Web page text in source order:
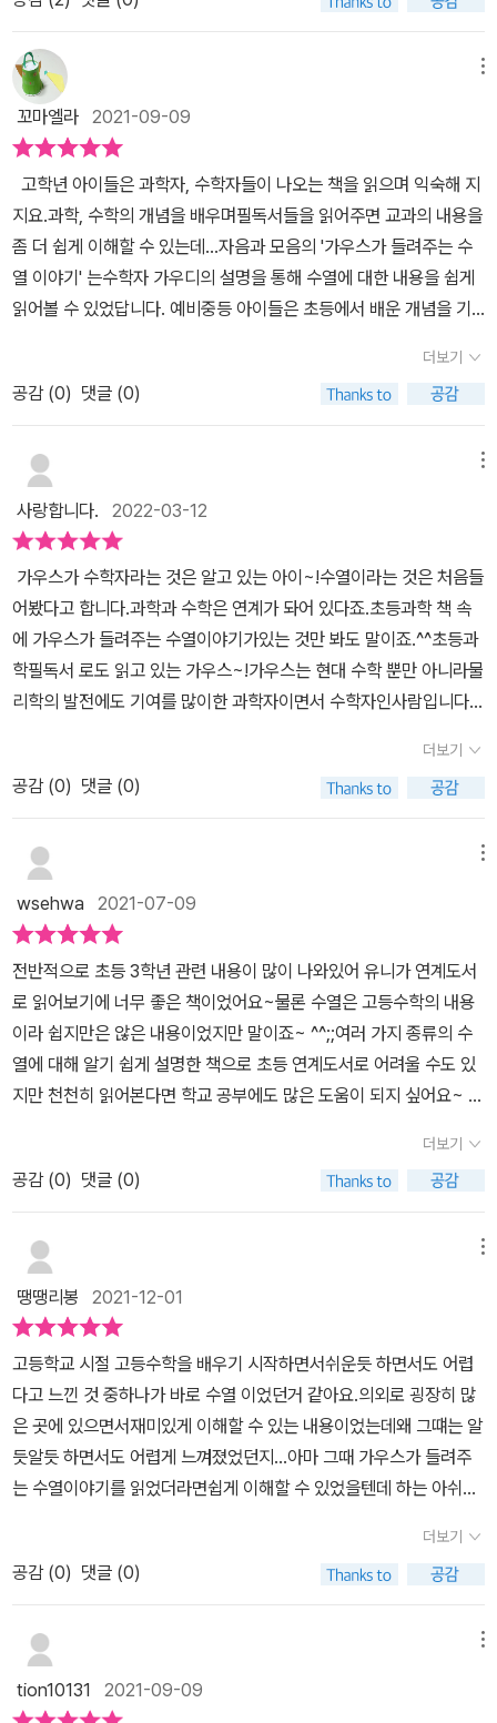
래서인지 어려워 보이는 내용임에도 집중해서 읽을 수 있고, 재미있
게 이해할 수 있을 것이다. 물론 초등학생은 이 내용을 배우진 않겠지
만 가우스를 통해서 이해할 수 있고, 재미있게 읽을 수 있으니 관심있
는 어린이에게 분명 유익한 내용이 될 것이다. 책에서는 두 수 차이가
일정한 규칙을 가진 수열을 의미하는 등차수열, 두 수의 공통인 차이
를 공차라고 하는 것처럼 수열과 관련한 기초적인 지식에서부터 예시
를 들어서 설명을 해준다. 피보나치수열을 통해서 황금 비율을 도출
하고 이것이 신체의 가장 조화롭고 아름다운 황금 분할까지도 언급해
준다. 이외에도 계차수열, 등비수열의 합, 무한대를 설명해 주고, 유한
소수, 무한소수와 순환소수에 대해서도 마치 바로 눈앞에서 설명을
해주듯 자세히 써서 알려준다. 『가우스가 들려주는 수열 이야기』는
수학적인 내용적인 내용들이 계속 나오다 보니 살짝 어렵게 느껴지는
것이 사실이지만 수열에 대해서 배울 때, 수열에 대한 지식이 조금이
기'코너로 통해서 다시 한번 내용을 정리하고 있어서 복습의 효과를
누릴수도 있을 것이다.
꼬마엘라 2021-09-09
고학년 아이들은 과학자, 수학자들이 나오는 책을 읽으며 익숙해 지
지요.과학, 수학의 개념을 배우며필독서들을 읽어주면 교과의 내용을
좀 더 쉽게 이해할 수 있는데...자음과 모음의 '가우스가 들려주는 수
열 이야기' 는수학자 가우디의 설명을 통해 수열에 대한 내용을 쉽게
읽어볼 수 있었답니다. 예비중등 아이들은 초등에서 배운 개념을 기
다 보니 큰아이도 수학이 점점 어려워진다는 이야기를 많이 하더라구
요.복잡해진 대수 파트 문제를 풀면서 실수가 많아진 요즘...중등필독
책인 '가우스가 들려주는 수열 이야기'를 읽으며수의 규칙을 더욱 재
미있게 알아보았답니다. 앞의 두 수의 합이 그 다음수를 만들어 내
는이탈리아의 유명한 수학자 피보나치의 '피보나치 수열'.사고력 수학
에서 많이 보이는 성냥개비 수를 구하는 부분도책을 읽으며 자연스레
알게 되지요. 소수점 아래에 있는 숫자의 개수가 유한개인 소수는 유
한소수,소수점 뒤로 숫자가 끝없이 나타나는 소수를 무한소수라고 하
는것도 알게 되었답니다.'과학자가 들려주는 과학 이야기' 는 매 장마
다 주제에 맞는 만화를 통해수학의 개념을 이해하기 쉽게 도와준답니
다.가우디의 설명을 통해 각각의 내용을 한 눈에 정리해 볼 수 있어
요. 책의 뒷부분에는 수학자 소개까지!중등아이들에게 교과연계 필
독서를 꼭 읽어두는것이 중요한데자음과 모음 책들이 중,고등 필독서
로 유명하더라구요.예비중등 아이와 중학공부 선행을 하면서교과연
더보기
공감 (0) 댓글 (0)
사랑합니다. 2022-03-12
​ ​가우스가 수학자라는 것은 알고 있는 아이~!수열이라는 것은 처음들
어봤다고 합니다.​과학과 수학은 연계가 돠어 있다죠.초등과학 책 속
에 가우스가 들려주는 수열이야기가있는 것만 봐도 말이죠.^^​초등과
학필독서 로도 읽고 있는 가우스~!가우스는 현대 수학 뿐만 아니라물
리학의 발전에도 기여를 많이한 과학자이면서 수학자인사람입니다.​9
용해서 문제를 해결해 사람들을놀라게 했다는 일화는 널리 알려져 있
죠.​​저자가 이책을 쓴 이유는초등학교와 중학교에서는 배우지않는 수
열이라는 용어가 수학영재를꿈꾸는 아이들에게 도움이 될 거란생각
에서 였다고 합니다.​​첫번째 수업 차이각 일정한 수열을읽기 시작한
요?​책을 읽는 초등6학년 아이는자신이 배운 것이 수열과 관련이있는
것에 대해 이번에 알았다고 합니다.​가우스는 선생님이 되어서 손에
숫자 카드를쥐고 수업을 시작합니다.​가지고 있는 숫자 카드에서 다음
에올 숫자를 예측할 수 있는 것은어떤 규칙을 가지고 있기 때문이라
는것~!​어떤 규칙으로 배열되어 있는 수들을수열이라고 하는 개념을
배우게 됩니다.​직접 눈으로 보고이해를 하게 되니 수열 그거별거 아
니라는 생각을 하게 된 아이입니다.​​그리고 매 수업의 마지막에있는
만화에서는 앞에서 배운등차수열에 대한 정의를 알려줍니다.​두 수의
차이가 일정한 수열을 등차수열이라고 한다는 것을 말이죠...​초등과
초등수학 5-1 분수의 곱셈으로 읽을 수 있는 부분이에요. ​​여기서는
앞에서 배운 등비수열의 규칙을복습하는 시간을 가졌습니다.​그리고
나서 두수의 비가 일정한 값이 되는수열을 등비수열이라고 하는 것을
알게 되죠.​일정한 비의 값을 공비라고 용어를배우게 됩니다.​초등과학
책 가우스편의 뒷편에는 과학동화가담겨 있어요.시쿼스피아 대모험
이라죠.​이는 저자가 창작한 과학동아로아이도 처음 읽는 내용이라고
합니다.​아버지를 살리기 위해 주인공이시퀀스피아를 찾아 떠나는이
야기에요. 그리고 그 별로 가기위해서는 수열문제를 해결해야 하죠..^
자가 들려주는 과학이야기 가우스가들려주는 수열이야기를 읽으면서
관련 용어들을 많이 알고 이해하는모습을 보이니 너무 좋았네요.​ [출
판사로부터 도서 협찬을 받아 직접 활용 후 작성한 서평입니다.]​
더보기
공감 (0) 댓글 (0)
wsehwa 2021-07-09
전반적으로 초등 3학년 관련 내용이 많이 나와있어 유니가 연계도서
로 읽어보기에 너무 좋은 책이었어요~물론 수열은 고등수학의 내용
이라 쉽지만은 않은 내용이었지만 말이죠~ ^^;;여러 가지 종류의 수
열에 대해 알기 쉽게 설명한 책으로 초등 연계도서로 어려울 수도 있
지만 천천히 읽어본다면 학교 공부에도 많은 도움이 되지 싶어요~ ^^
학자 가우스가 9일간의 수업을 통해 수열을 강의하는 것으로 설정된
책이랍니다~~간단한 일상 속의 실험을 통해 수열을 알아보도록 하
였어요~차이가 일정한 수열부터 이상한 규칙을 갖는 수열, 그리고 원
주율을 수열로 나태낼 수 있을지 등의 내용들을 이 책에서 살펴볼 수
있는데요~수들이 어떤 규칙을 가지고 있을 때 다음 수를 예측하는 방
법에 대해 알아보았는데요~이렇게 어떤 규칙으로 배열되어 있는 수
들을 수열이라고 해요~또한, 두 수의 차이가 일정한 규칙을 가진 수
열을 등차수열앞부분에서 개념 이해가 잘 안되었어도 만화로 본문 읽
기! 즉, 만화로 보는 학습을 통해 다시 한번 수열은 무엇인지~ 등차수
열은 어떤 건지를 다시 한번 짚어주고 있기에 개념 이해하는데 어느
정도 도움이 되지 싶어요~또한, 책 내용의 중간중간 기억해야 할 부
분이나 알아두면 좋을 부분들의 수학자의 비밀노트 박스를 통해 다시
한번 개념을 정리해 주고 있어 살펴보기 좋아요~어렵지만 천천히~
엄마랑 함께 읽어간다면 아이의 흥미나 관심도도 높아질뿐더러 간단
서로~ 추천해봅니다^^
더보기
공감 (0) 댓글 (0)
땡땡리봉 2021-12-01
고등학교 시절 고등수학을 배우기 시작하면서쉬운듯 하면서도 어렵
다고 느낀 것 중하나가 바로 수열 이었던거 같아요.의외로 굉장히 많
은 곳에 있으면서재미있게 이해할 수 있는 내용이었는데왜 그떄는 알
듯알듯 하면서도 어렵게 느껴졌었던지...아마 그때 가우스가 들려주
는 수열이야기를 읽었더라면쉽게 이해할 수 있었을텐데 하는 아쉬움
퀴즈나 미션 형식으로많이 나오는 부분이 수열이더라구요.그래서 오
히려 수열관련한 문제를 풀어내고이해하는데 아이들이 더 적극적이
었던거 같아요.고등수학의 수열과도 연계되지만초등수학에서의 덧
셈,뺄셈,곱셈이기본이 되는 내용입니다.항상 재미있게 내용에 빠져들
게 되는과학자들의 수업이번에는 가우스가 수열에 대한 주제로아홉
번의 수업을 진행합니다. 하나씩 하나씩 읽어나가는데꼭 예전에 굉장
더보기
공감 (0) 댓글 (0)
tion10131 2021-09-09